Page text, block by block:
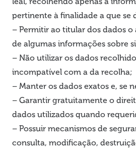
leal, recolhendo apenas a
pertinente à finalidade a que se
– Permitir ao titular dos dados o
de algumas informações sobre
– Não utilizar os dados
incompatível com a da recolha;
– Manter os dados exatos e, se
– Garantir gratuitamente o
dados utilizados quando
– Possuir mecanismos de
consulta, modificação,